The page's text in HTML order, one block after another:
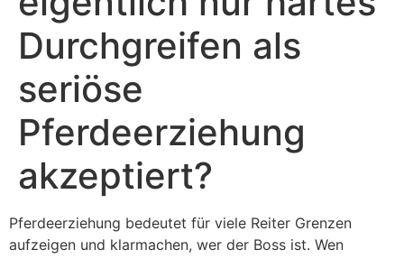
Durchgreifen als
seriöse
Pferdeerziehung
akzeptiert?
Pferdeerziehung bedeutet für viele Reiter Grenzen
aufzeigen und klarmachen, wer der Boss ist. Wen